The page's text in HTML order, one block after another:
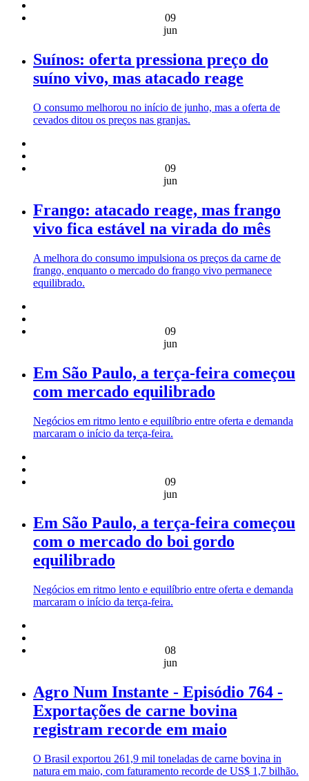
09
jun
Suínos: oferta pressiona preço do
suíno vivo, mas atacado reage
O consumo melhorou no início de junho, mas a oferta de
cevados ditou os preços nas granjas.
09
jun
Frango: atacado reage, mas frango
vivo fica estável na virada do mês
A melhora do consumo impulsiona os preços da carne de
frango, enquanto o mercado do frango vivo permanece
equilibrado.
09
jun
Em São Paulo, a terça-feira começou
com mercado equilibrado
Negócios em ritmo lento e equilíbrio entre oferta e demanda
marcaram o início da terça-feira.
09
jun
Em São Paulo, a terça-feira começou
com o mercado do boi gordo
equilibrado
Negócios em ritmo lento e equilíbrio entre oferta e demanda
marcaram o início da terça-feira.
08
jun
Agro Num Instante - Episódio 764 -
Exportações de carne bovina
registram recorde em maio
O Brasil exportou 261,9 mil toneladas de carne bovina in
natura em maio, com faturamento recorde de US$ 1,7 bilhão.